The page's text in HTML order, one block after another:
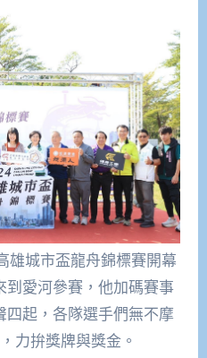
雄城市盃龍舟錦標賽開幕
到愛河參賽，他加碼賽事
四起，各隊選手們無不摩
力拚獎牌與獎金。